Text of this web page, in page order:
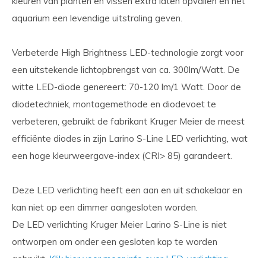
aquarium een levendige uitstraling geven.
Verbeterde High Brightness LED-technologie zorgt voor
een uitstekende lichtopbrengst van ca. 300lm/Watt. De
witte LED-diode genereert: 70-120 lm/1 Watt. Door de
diodetechniek, montagemethode en diodevoet te
verbeteren, gebruikt de fabrikant Kruger Meier de meest
efficiënte diodes in zijn Larino S-Line LED verlichting, wat
een hoge kleurweergave-index (CRI> 85) garandeert.
Deze LED verlichting heeft een aan en uit schakelaar en
kan niet op een dimmer aangesloten worden.
De LED verlichting Kruger Meier Larino S-Line is niet
ontworpen om onder een gesloten kap te worden